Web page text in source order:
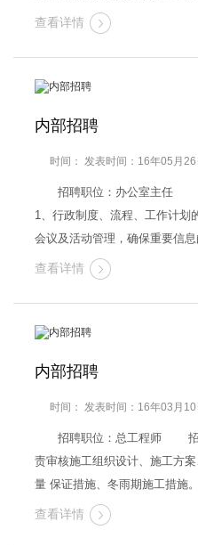
作，按照公司及政府有关部门
查看详情
内部招聘
时间： 发表时间：16年05月26
招聘职位：办公室主任
1、行政制度、流程、工作计划
会议及活动管理，确保重要信
办公设备等固定资产进行管理
查看详情
内部招聘
时间： 发表时间：16年03月10
招聘职位：总工程师 招
责审核施工组织设计、施工方
量 保证措施、冬雨期施工措施
工订货计划。认真贯彻《质量
查看详情